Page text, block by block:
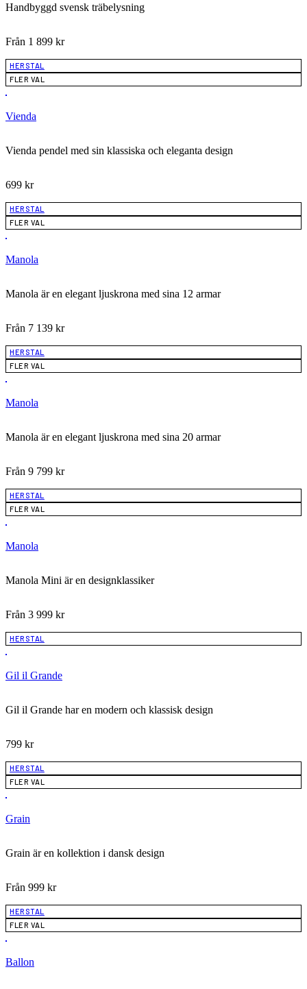
Handbyggd svensk träbelysning
Från 1 899 kr
HERSTAL
FLER VAL
Vienda
Vienda pendel med sin klassiska och eleganta design
699 kr
HERSTAL
FLER VAL
Manola
Manola är en elegant ljuskrona med sina 12 armar
Från 7 139 kr
HERSTAL
FLER VAL
Manola
Manola är en elegant ljuskrona med sina 20 armar
Från 9 799 kr
HERSTAL
FLER VAL
Manola
Manola Mini är en designklassiker
Från 3 999 kr
HERSTAL
Gil il Grande
Gil il Grande har en modern och klassisk design
799 kr
HERSTAL
FLER VAL
Grain
Grain är en kollektion i dansk design
Från 999 kr
HERSTAL
FLER VAL
Ballon